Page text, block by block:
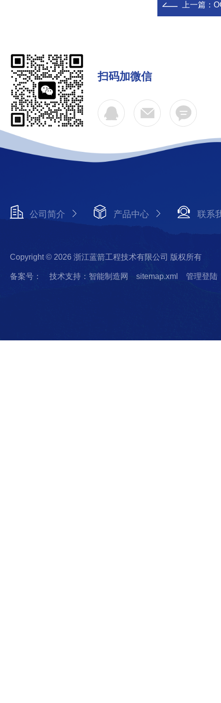
上一篇：
扫码加微信
公司简介 产品中心 联系
Copyright © 2026 浙江蓝箭工程技术有限公司 版权所有
备案号： 技术支持：智能制造网 sitemap.xml 管理登陆